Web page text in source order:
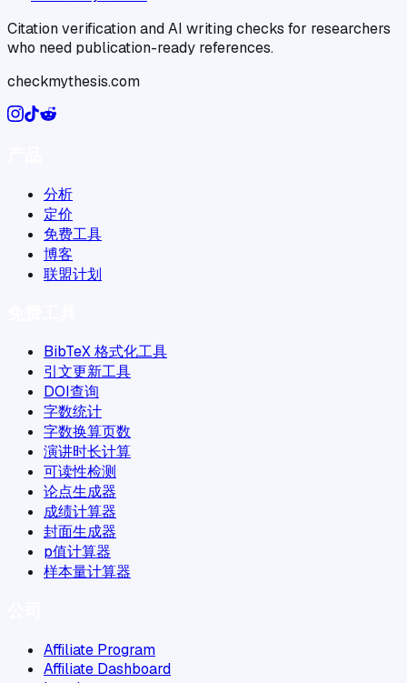
Citation verification and AI writing checks for researchers
who need publication-ready references.
checkmythesis.com
分析
定价
免费工具
博客
联盟计划
BibTeX 格式化工具
引文更新工具
DOI查询
字数统计
字数换算页数
演讲时长计算
可读性检测
论点生成器
成绩计算器
封面生成器
p值计算器
样本量计算器
Affiliate Program
Affiliate Dashboard